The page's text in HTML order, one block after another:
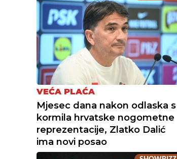
VEĆA PLAĆA
Mjesec dana nakon odlaska s
kormila hrvatske nogometne
reprezentacije, Zlatko Dalić
ima novi posao